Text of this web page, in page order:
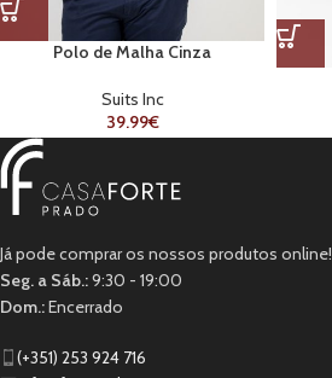
Polo de Malha Cinza
Suits Inc
39.99€
Já pode comprar os nossos produtos online!
Seg. a Sáb.:9:30 - 19:00
Dom.:Encerrado
(+351) 253 924 716